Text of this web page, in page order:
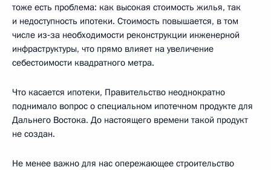
тоже есть проблема: как высокая стоимость жилья, так
и недоступность ипотеки. Стоимость повышается, в том
числе из‑за необходимости реконструкции инженерной
инфраструктуры, что прямо влияет на увеличение
себестоимости квадратного метра.
Что касается ипотеки, Правительство неоднократно
поднимало вопрос о специальном ипотечном продукте для
Дальнего Востока. До настоящего времени такой продукт
не создан.
Не менее важно для нас опережающее строительство